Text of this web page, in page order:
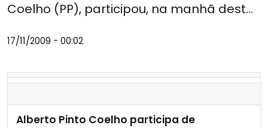
Coelho (PP), participou, na manhã dest...
17/11/2009 - 00:02
Alberto Pinto Coelho participa de